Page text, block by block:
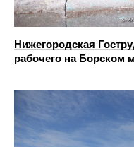
Нижегородская
рабочего на Борском